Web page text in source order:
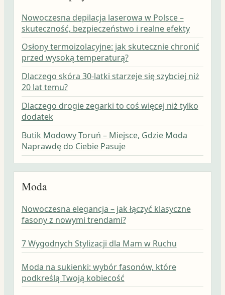
Nowoczesna depilacja laserowa w Polsce –
skuteczność, bezpieczeństwo i realne efekty
Osłony termoizolacyjne: jak skutecznie chronić
przed wysoką temperaturą?
Dlaczego skóra 30-latki starzeje się szybciej niż
20 lat temu?
Dlaczego drogie zegarki to coś więcej niż tylko
dodatek
Butik Modowy Toruń – Miejsce, Gdzie Moda
Naprawdę do Ciebie Pasuje
Moda
Nowoczesna elegancja – jak łączyć klasyczne
fasony z nowymi trendami?
7 Wygodnych Stylizacji dla Mam w Ruchu
Moda na sukienki: wybór fasonów, które
podkreślą Twoją kobiecość